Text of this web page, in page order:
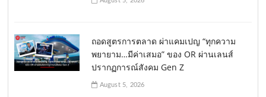
ถอดสูตรการตลาด ผ่าแคมเปญ “ทุกความ
พยายาม…มีค่าเสมอ” ของ OR ผ่านเลนส์
ปรากฏการณ์สังคม Gen Z
August 5, 2026